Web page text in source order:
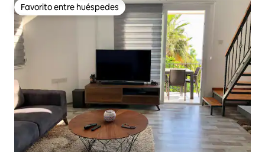
Favorito entre huéspedes
Favorito entre huéspedes